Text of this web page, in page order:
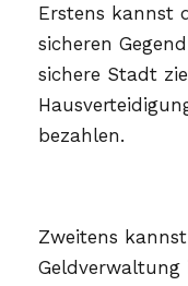
Erstens kannst
sicheren
sichere Stadt
bezahlen.
Zweitens